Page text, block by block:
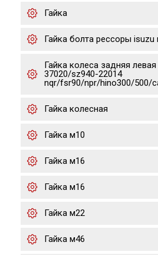
Гайка
Гайка болта рессоры
Гайка колеса задняя
37020/sz940-22014
nqr/fsr90/npr/hino300/500/
Гайка колесная
Гайка м10
Гайка м16
Гайка м16
Гайка м22
Гайка м46